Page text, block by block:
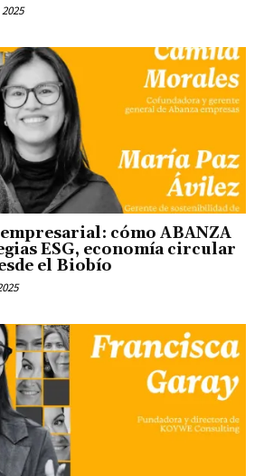
cómo ABANZA
ESG, economía circular
el Biobío